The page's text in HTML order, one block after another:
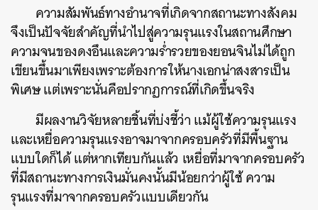
ความสัมพันธ์ทางอํานาจที่เกิดจากสถานะทางสังคม
จึงเป็นปัจจัยสําคัญที่นําไปสู่ความรุนแรงในสถานศึกษา
ความจนของดงอึนและความรํ่ารวยของยอนจินไม่ได้ถูก
เขียนขึ้นมาเพียงเพราะต้องการให้นางเอกน่าสงสารเป็น
พิเศษ แต่เพราะนั่นคือปรากฏการณ์ที่เกิดขึ้นจริง
มีผลงานวิจัยหลายชิ้นที่บ่งชี้ว่า แม้ผู้ใช้ความรุนแรง
และเหยื่อความรุนแรงอาจมาจากครอบครัวที่มีพื้นฐาน
แบบใดก็ได้ แต่หากเทียบกันแล้ว เหยื่อที่มาจากครอบครัว
ที่มีสถานะทางการเงินมั่นคงนั้นมีน้อยกว่าผู้ใช้ ความ
รุนแรงที่มาจากครอบครัวแบบเดียวกัน